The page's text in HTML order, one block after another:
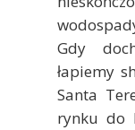
Gdy
łapiemy
Santa
rynku do